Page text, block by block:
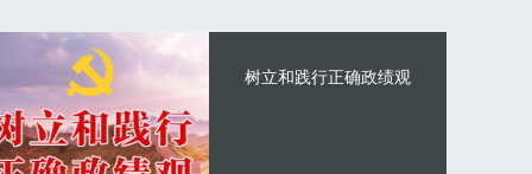
树立和践行正确政绩观